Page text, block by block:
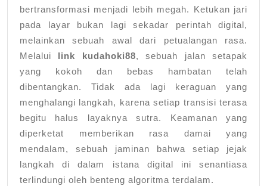
bertransformasi menjadi lebih megah. Ketukan jari
pada layar bukan lagi sekadar perintah digital,
melainkan sebuah awal dari petualangan rasa.
Melalui link kudahoki88, sebuah jalan setapak
yang kokoh dan bebas hambatan telah
dibentangkan. Tidak ada lagi keraguan yang
menghalangi langkah, karena setiap transisi terasa
begitu halus layaknya sutra. Keamanan yang
diperketat memberikan rasa damai yang
mendalam, sebuah jaminan bahwa setiap jejak
langkah di dalam istana digital ini senantiasa
terlindungi oleh benteng algoritma terdalam.